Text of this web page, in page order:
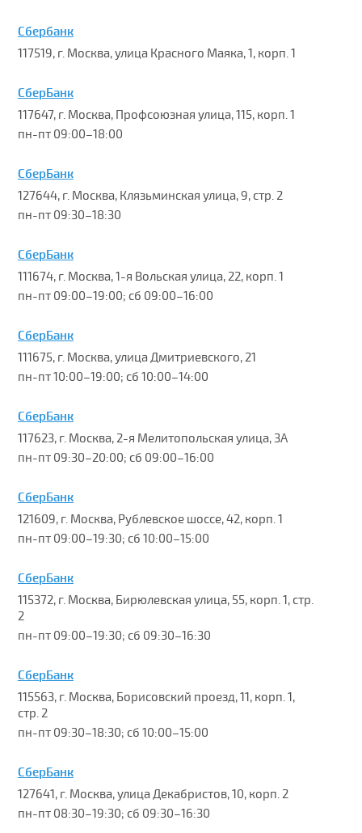
Сбербанк
117519, г. Москва, улица Красного Маяка, 1, корп. 1
СберБанк
117647, г. Москва, Профсоюзная улица, 115, корп. 1
пн-пт 09:00–18:00
СберБанк
127644, г. Москва, Клязьминская улица, 9, стр. 2
пн-пт 09:30–18:30
СберБанк
111674, г. Москва, 1-я Вольская улица, 22, корп. 1
пн-пт 09:00–19:00; сб 09:00–16:00
СберБанк
111675, г. Москва, улица Дмитриевского, 21
пн-пт 10:00–19:00; сб 10:00–14:00
СберБанк
117623, г. Москва, 2-я Мелитопольская улица, 3А
пн-пт 09:30–20:00; сб 09:00–16:00
СберБанк
121609, г. Москва, Рублевское шоссе, 42, корп. 1
пн-пт 09:00–19:30; сб 10:00–15:00
СберБанк
115372, г. Москва, Бирюлевская улица, 55, корп. 1, стр.
2
пн-пт 09:00–19:30; сб 09:30–16:30
СберБанк
115563, г. Москва, Борисовский проезд, 11, корп. 1,
стр. 2
пн-пт 09:30–18:30; сб 10:00–15:00
СберБанк
127641, г. Москва, улица Декабристов, 10, корп. 2
пн-пт 08:30–19:30; сб 09:30–16:30